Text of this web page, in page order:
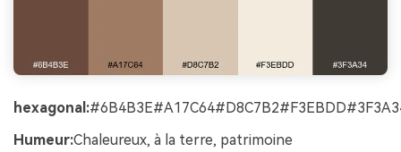
hexagonal:
Humeur:Chaleureux, à la terre, patrimoine